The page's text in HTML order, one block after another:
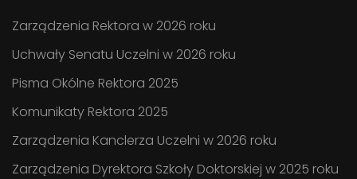
Zarządzenia Rektora w 2026 roku
Uchwały Senatu Uczelni w 2026 roku
Pisma Okólne Rektora 2025
Komunikaty Rektora 2025
Zarządzenia Kanclerza Uczelni w 2026 roku
Zarządzenia Dyrektora Szkoły Doktorskiej w 2025 roku